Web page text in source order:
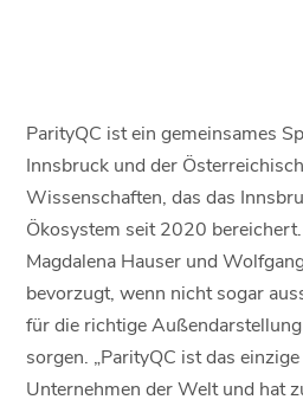
ParityQC ist ein gemeinsames
Innsbruck und der
Wissenschaften, das das
Ökosystem seit 2020
Magdalena Hauser und
bevorzugt, wenn nicht sogar
für die richtige
sorgen. „ParityQC ist das
Unternehmen der Welt und hat